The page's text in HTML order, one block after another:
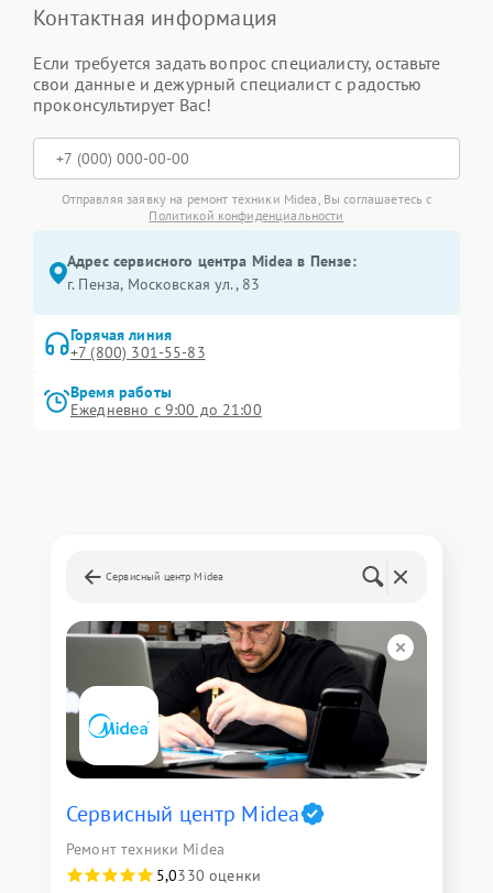
Контактная информация
Если требуется задать вопрос специалисту, оставьте
свои данные и дежурный специалист с радостью
проконсультирует Вас!
Отправляя заявку на ремонт техники Midea, Вы соглашаетесь с
Политикой конфиденциальности
Адрес сервисного центра Midea в Пензе:
г. Пенза, Московская ул., 83
Горячая линия
+7 (800) 301-55-83
Время работы
Ежедневно с 9:00 до 21:00
Сервисный центр Midea
Сервисный центр Midea
Ремонт техники Midea
5,0330 оценки